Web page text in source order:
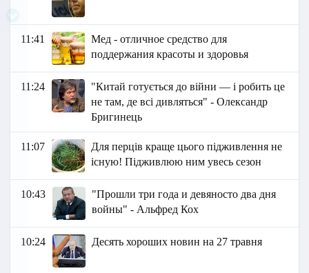
11:41
Мед - отличное средство для
поддержания красоты и здоровья
11:24
"Китай готується до війни — і робить це
не там, де всі дивляться" - Олександр
Бригинець
11:07
Для перців краще цього підживлення не
існую! Підживлюю ним увесь сезон
10:43
"Прошли три года и девяносто два дня
войны" - Альфред Кох
10:24 Десять хороших новин на 27 травня